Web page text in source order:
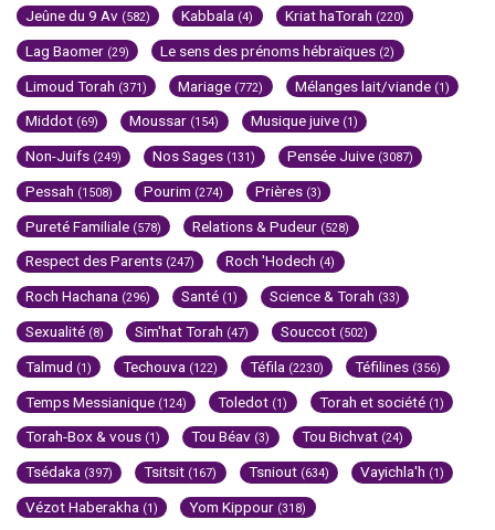
Jeûne du 9 Av (582) Kabbala (4) Kriat haTorah (220)
Lag Baomer (29) Le sens des prénoms hébraïques (2)
Limoud Torah (371) Mariage (772) Mélanges lait/viande (1)
Middot (69) Moussar (154) Musique juive (1)
Non-Juifs (249) Nos Sages (131) Pensée Juive (3087)
Pessah (1508) Pourim (274) Prières (3)
Pureté Familiale (578) Relations & Pudeur (528)
Respect des Parents (247) Roch 'Hodech (4)
Roch Hachana (296) Santé (1) Science & Torah (33)
Sexualité (8) Sim'hat Torah (47) Souccot (502)
Talmud (1) Techouva (122) Téfila (2230) Téfilines (356)
Temps Messianique (124) Toledot (1) Torah et société (1)
Torah-Box & vous (1) Tou Béav (3) Tou Bichvat (24)
Tsédaka (397) Tsitsit (167) Tsniout (634) Vayichla'h (1)
Vézot Haberakha (1) Yom Kippour (318)